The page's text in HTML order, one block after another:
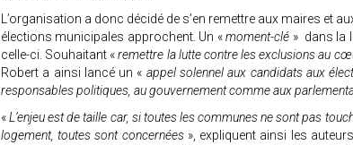
L’organisation a donc décidé de s’en remettre aux maires et
élections municipales approchent. Un «moment-clé » dans la
celle-ci. Souhaitant «remettre la lutte contre les exclusions au
Robert a ainsi lancé un « appel solennel aux candidats aux
responsables politiques, au gouvernement comme aux
«L’enjeu est de taille car, si toutes les communes ne sont pas
logement, toutes sont concernées », expliquent ainsi les